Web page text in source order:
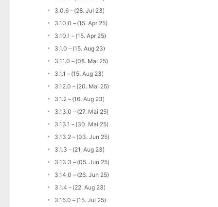
3.0.6 – (28. Jul 23)
3.10.0 – (15. Apr 25)
3.10.1 – (15. Apr 25)
3.1.0 – (15. Aug 23)
3.11.0 – (08. Mai 25)
3.1.1 – (15. Aug 23)
3.12.0 – (20. Mai 25)
3.1.2 – (16. Aug 23)
3.13.0 – (27. Mai 25)
3.13.1 – (30. Mai 25)
3.13.2 – (03. Jun 25)
3.1.3 – (21. Aug 23)
3.13.3 – (05. Jun 25)
3.14.0 – (26. Jun 25)
3.1.4 – (22. Aug 23)
3.15.0 – (15. Jul 25)